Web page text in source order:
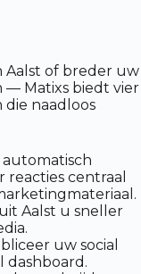
Aalst of breder uw
— Matixs biedt vier
naadloos
centraal
Aalst u sneller
uw social
dashboard.